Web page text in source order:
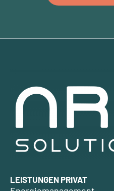
LEISTUNGEN PRIVAT